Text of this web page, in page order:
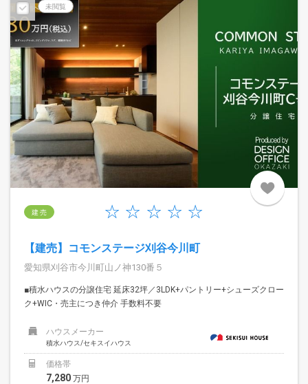
未閲覧
建 売
【建売】コモンステージ刈谷今川町
愛知県刈谷市今川町山ノ神130番５
■積水ハウスの分譲住宅 延床32坪／3LDK+パントリー+シューズクロー
ク+WIC・売主につき仲介 手数料不要
ハウスメーカー
積水ハウス/セキスイハウス
価格帯
7,280 万円